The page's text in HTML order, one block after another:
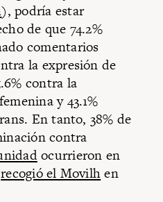
), podría estar
de que 74.2%
comentarios
la expresión de
contra la
y 43.1%
En tanto, 38% de
contra
ocurrieron en
recogió el Movilhen